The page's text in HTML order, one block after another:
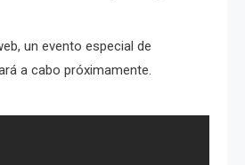
un evento especial de
a cabo próximamente.